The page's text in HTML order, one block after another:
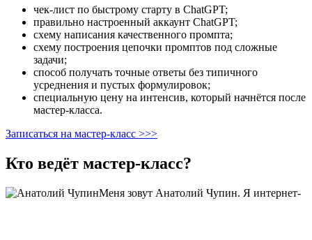
чек-лист по быстрому старту в ChatGPT;
правильно настроенный аккаунт ChatGPT;
схему написания качественного промпта;
схему построения цепочки промптов под сложные
задачи;
способ получать точные ответы без типичного
усреднения и пустых формулировок;
специальную цену на интенсив, который начнётся после
мастер-класса.
Записаться на мастер-класс >>>
Кто ведёт мастер-класс?
Меня зовут Анатолий Чупин. Я интернет-